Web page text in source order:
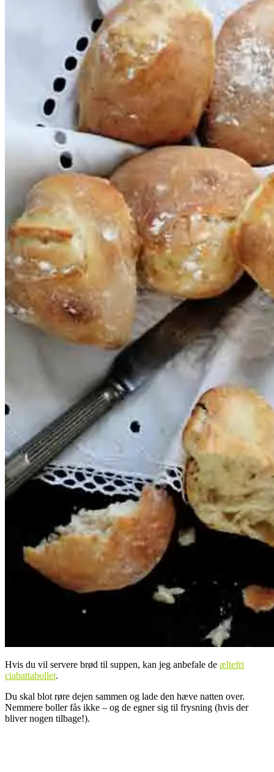
Hvis du vil servere brød til suppen, kan jeg anbefale de æltefri
ciabattaboller.
Du skal blot røre dejen sammen og lade den hæve natten over.
Nemmere boller fås ikke – og de egner sig til frysning (hvis der
bliver nogen tilbage!).